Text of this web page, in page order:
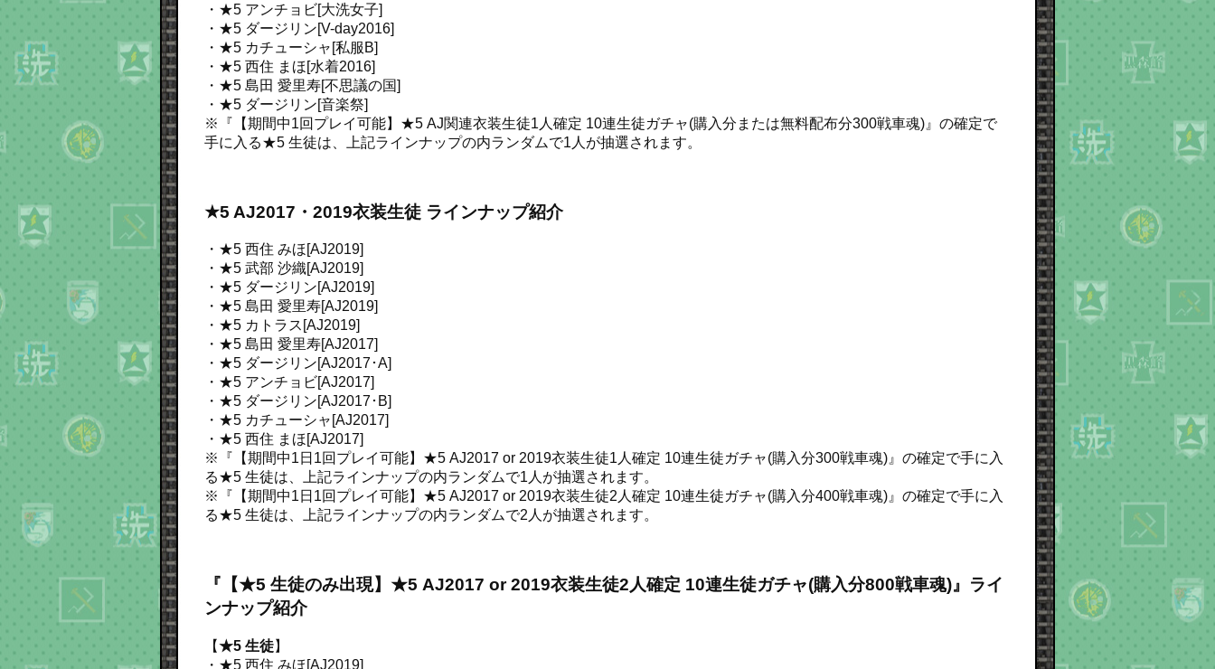
・★5 アンチョビ[大洗女子]
・★5 ダージリン[V-day2016]
・★5 カチューシャ[私服B]
・★5 西住 まほ[水着2016]
・★5 島田 愛里寿[不思議の国]
・★5 ダージリン[音楽祭]
※『【期間中1回プレイ可能】★5 AJ関連衣装生徒1人確定 10連生徒ガチャ(購入分または無料配布分300戦車魂)』の確定で
手に入る★5 生徒は、上記ラインナップの内ランダムで1人が抽選されます。
★5 AJ2017・2019衣装生徒 ラインナップ紹介
・★5 西住 みほ[AJ2019]
・★5 武部 沙織[AJ2019]
・★5 ダージリン[AJ2019]
・★5 島田 愛里寿[AJ2019]
・★5 カトラス[AJ2019]
・★5 島田 愛里寿[AJ2017]
・★5 ダージリン[AJ2017･A]
・★5 アンチョビ[AJ2017]
・★5 ダージリン[AJ2017･B]
・★5 カチューシャ[AJ2017]
・★5 西住 まほ[AJ2017]
※『【期間中1日1回プレイ可能】★5 AJ2017 or 2019衣装生徒1人確定 10連生徒ガチャ(購入分300戦車魂)』の確定で手に入
る★5 生徒は、上記ラインナップの内ランダムで1人が抽選されます。
※『【期間中1日1回プレイ可能】★5 AJ2017 or 2019衣装生徒2人確定 10連生徒ガチャ(購入分400戦車魂)』の確定で手に入
る★5 生徒は、上記ラインナップの内ランダムで2人が抽選されます。
『【★5 生徒のみ出現】★5 AJ2017 or 2019衣装生徒2人確定 10連生徒ガチャ(購入分800戦車魂)』ライ
ンナップ紹介
【★5 生徒】
・★5 西住 みほ[AJ2019]